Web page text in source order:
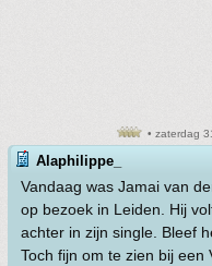
• zaterdag
Alaphilippe_
Vandaag was Jamai van
op bezoek in Leiden. Hij
achter in zijn single. Bleef
Toch fijn om te zien bij een